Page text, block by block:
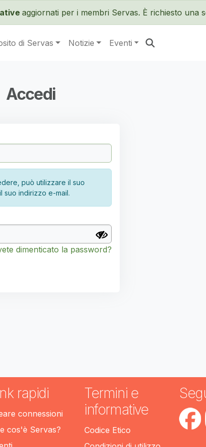
Salta al contenuto principale
aggiornati per i membri Servas. È richiesto una
di Servas Notizie Eventi
Accedi
può utilizzare il suo
suo indirizzo e-mail.
dimenticato la password?
rapidi
connessioni
cos'è Servas?
Termini e
informative
Codice Etico